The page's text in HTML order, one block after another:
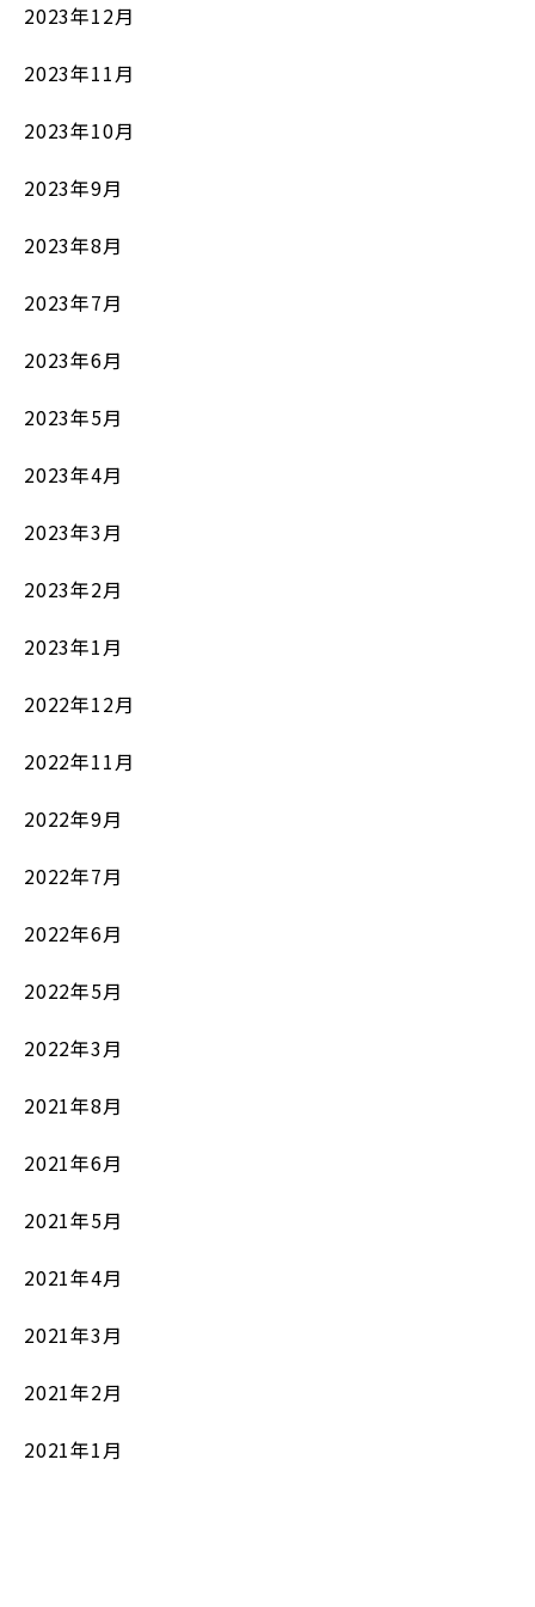
2023年12月
2023年11月
2023年10月
2023年9月
2023年8月
2023年7月
2023年6月
2023年5月
2023年4月
2023年3月
2023年2月
2023年1月
2022年12月
2022年11月
2022年9月
2022年7月
2022年6月
2022年5月
2022年3月
2021年8月
2021年6月
2021年5月
2021年4月
2021年3月
2021年2月
2021年1月